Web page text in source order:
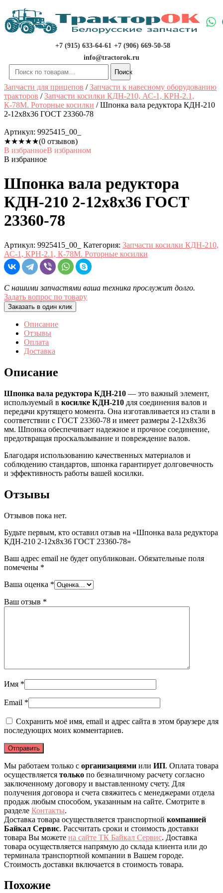
Перейти
содержимому
+7 (915) 633-64-61 +7 (906) 669-50-58
info@tractorok.ru
Искать:
Поиск
Запчасти для прицепов /Запчасти к навесному оборудованию
тракторов /Запчасти косилки КДН-210, АС-1, КРН-2.1,
К-78М. Роторные косилки / Шпонка вала редуктора КДН-210
2-12х8х36 ГОСТ 23360-78
Артикул: 9925415_00_
★★★★★(0 отзывов)
В избранноеВ избранном
В избранное
Шпонка вала редуктора
КДН-210 2-12х8х36 ГОСТ
23360-78
Артикул: 9925415_00_ Категория: Запчасти косилки КДН-210,
АС-1, КРН-2.1, К-78М. Роторные косилки
С нашими запчастями ваша техника прослужит долго.
Задать вопрос по товару
Заказать в один клик
Описание
Отзывы
Оплата
Доставка
Описание
Шпонка вала редуктора КДН-210 — это важный элемент,
используемый в косилке КДН-210 для соединения валов и
передачи крутящего момента. Она изготавливается из стали в
соответствии с ГОСТ 23360-78 и имеет размеры 2-12x8x36
мм. Шпонка обеспечивает надежное и прочное соединение,
предотвращая проскальзывание и повреждение валов.
Благодаря использованию качественных материалов и
соблюдению стандартов, шпонка гарантирует долговечность
и эффективность работы вашей косилки.
Отзывы
Отзывов пока нет.
Будьте первым, кто оставил отзыв на «Шпонка вала редуктора
КДН-210 2-12х8х36 ГОСТ 23360-78»
Ваш адрес email не будет опубликован. Обязательные поля
помечены *
Ваша оценка *
Ваш отзыв *
Имя *
Email *
Сохранить моё имя, email и адрес сайта в этом браузере для
последующих моих комментариев.
Мы работаем только с организациями или ИП. Оплата товара
осуществляется только по безналичному расчету согласно
заключенному договору и выставленному счету. Для
получения договора и счета свяжитесь с менеджерами отдела
продаж любым способом, указанным на сайте. Смотрите в
разделе Контакты.
Доставка товара осуществляется транспортной компанией
Байкал Сервис. Рассчитать сроки и стоимость доставки
товара Вы можете на сайте ТК Байкал Сервис. Доставка
товара осуществляется напрямую до склада клиента или до
терминала транспортной компании в Вашем городе.
Стоимость доставки включается в стоимость товара.
Похожие